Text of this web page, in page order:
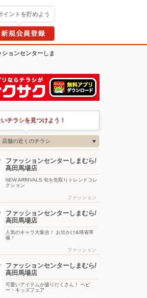
イントを貯めよう
ションセンターしま
チラシを見つけよう！
店舗の近くのチラシ
ファッションセンターしまむら/
高田馬場店
NEW ARRIVALS 旬を先取りトレンドコレ
クション
ファッション
ファッションセンターしまむら/
高田馬場店
人気のキャラ大集合！ お出かけ&帰省準
備！
ファッション
ファッションセンターしまむら/
高田馬場店
可愛いアイテムが盛りだくさん！ ベビ
ー・キッズフェア